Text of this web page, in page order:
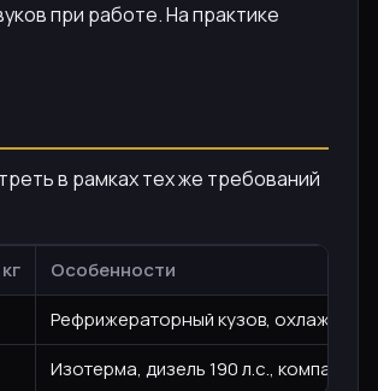
при работе. На практике
в рамках тех же требований
Особенности
Рефрижераторный кузов,
Изотерма, дизель 190 л.с.,